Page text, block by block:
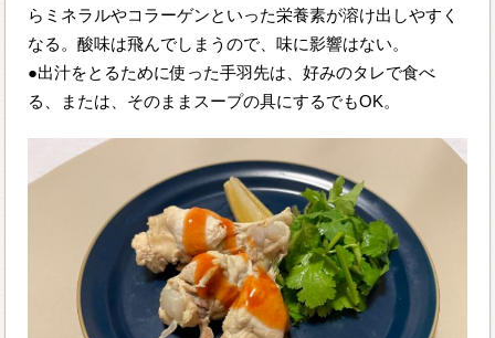
らミネラルやコラーゲンといった栄養素が溶け出しやすく
なる。酸味は飛んでしまうので、味に影響はない。
●出汁をとるために使った手羽先は、好みのタレで食べ
る、または、そのままスープの具にするでもOK。